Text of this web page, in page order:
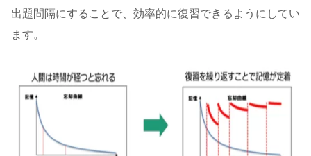
出題間隔にすることで、効率的に復習できるようにしてい
ます。